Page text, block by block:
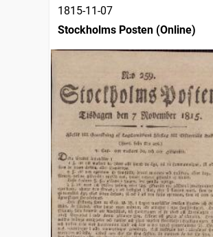
1815-11-07
Stockholms Posten (Online)